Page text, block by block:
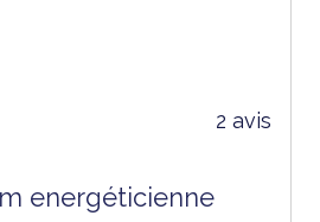
2 avis
energéticienne